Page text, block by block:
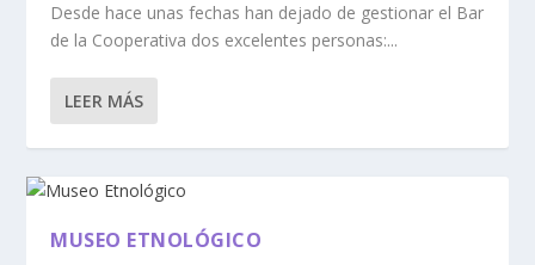
Desde hace unas fechas han dejado de gestionar el Bar
de la Cooperativa dos excelentes personas:...
LEER MÁS
MUSEO ETNOLÓGICO